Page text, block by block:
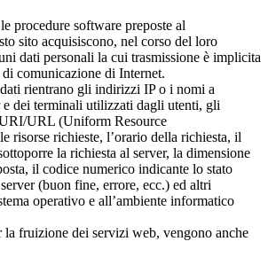
procedure software preposte al
sito acquisiscono, nel corso del loro
dati personali la cui trasmissione è implicita
comunicazione di Internet.
rientrano gli indirizzi IP o i nomi a
dei terminali utilizzati dagli utenti, gli
URL (Uniform Resource
risorse richieste, l’orario della richiesta, il
la richiesta al server, la dimensione
il codice numerico indicante lo stato
(buon fine, errore, ecc.) ed altri
operativo e all’ambiente informatico
la fruizione dei servizi web, vengono anche